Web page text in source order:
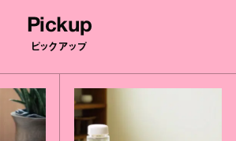
Pickup
ピックアップ